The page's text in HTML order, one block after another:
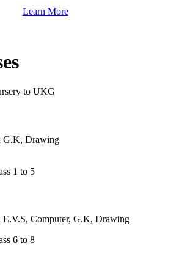
Learn More
G.K, Drawing
Computer, G.K, Drawing